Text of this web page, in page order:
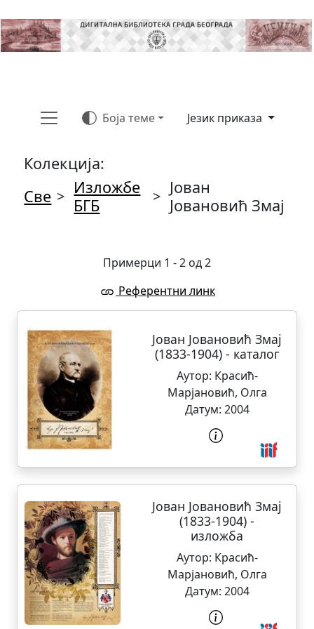
Боја теме Језик приказа
Колекција:
Све > Изложбе
БГБ
> Јован
Јовановић Змај
Примерци 1 - 2 од 2
Референтни линк
Јован Јовановић Змај
(1833-1904) - каталог
Аутор: Красић-
Марјановић, Олга
Датум: 2004
Јован Јовановић Змај
(1833-1904) -
изложба
Аутор: Красић-
Марјановић, Олга
Датум: 2004